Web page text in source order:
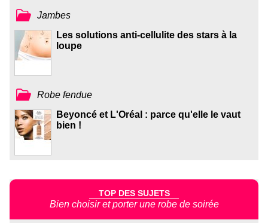
Jambes
Les solutions anti-cellulite des stars à la
loupe
Robe fendue
Beyoncé et L'Oréal : parce qu'elle le vaut
bien !
TOP DES SUJETS
Bien choisir et porter une robe de soirée